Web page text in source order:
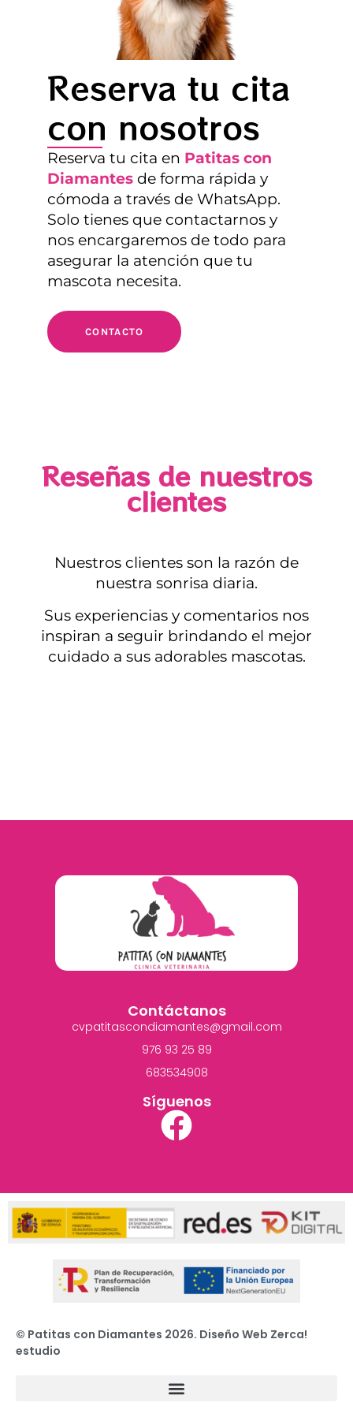
Reserva tu cita
con nosotros
Reserva tu cita en Patitas con
Diamantes de forma rápida y
cómoda a través de WhatsApp.
Solo tienes que contactarnos y
nos encargaremos de todo para
asegurar la atención que tu
mascota necesita.
CONTACTO
Reseñas de nuestros
clientes
Nuestros clientes son la razón de
nuestra sonrisa diaria.
Sus experiencias y comentarios nos
inspiran a seguir brindando el mejor
cuidado a sus adorables mascotas.
Contáctanos
cvpatitascondiamantes@gmail.com
976 93 25 89
683534908
Síguenos
© Patitas con Diamantes 2026. Diseño Web Zerca!
estudio